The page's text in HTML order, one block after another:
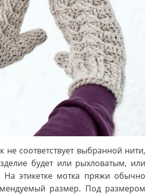
соответствует выбранной нити,
будет или рыхловатым, или
этикетке мотка пряжи обычно
размер. Под размером